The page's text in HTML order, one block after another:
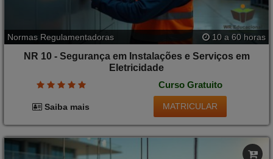
Normas Regulamentadoras 10 a 60 horas
NR 10 - Segurança em Instalações e Serviços em
Eletricidade
Curso Gratuito
Saiba mais MATRICULAR